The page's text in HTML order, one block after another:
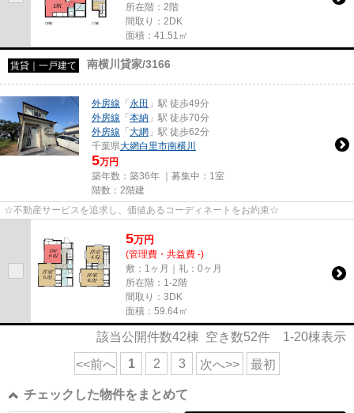
所在階：2階
間取り：2DK
面積：41.51㎡
賃貸｜一戸建て 南横川貸家/3166
外房線 「永田 」駅 徒歩49分
外房線 「本納 」駅 徒歩70分
外房線 「大網 」駅 徒歩62分
千葉県大網白里市南横川
5万円
築年数：築36年 ｜募集中： 1室
階数：2階建
☆不動産サービスを追求し、価値あるコーディネートをお約束☆
5万円
(管理費・共益費 -)
敷：1ヶ月｜礼：0ヶ月
所在階：1-2階
間取り：3DK
面積：59.64㎡
該当公開件数42棟 空き数52件 1-20棟表示
<<前へ 1 2 3 次へ>> 最初
チェックした物件をまとめて